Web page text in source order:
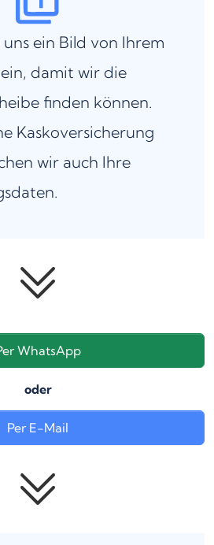
uns ein Bild von Ihrem
damit wir die
finden können.
Kaskoversicherung
wir auch Ihre
WhatsApp
oder
Per E-Mail